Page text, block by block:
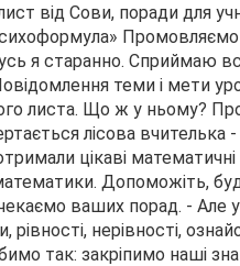
від Сови, поради для
я старанно. Сприймаю
теми і мети
листа. Що ж у ньому?
лісова вчителька
цікаві
Допоможіть,
ваших порад. - Але
нерівності,
так: закріпимо наші